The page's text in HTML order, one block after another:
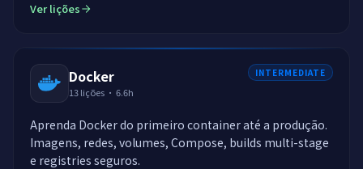
Ver lições
Docker
13lições · 6.6h
INTERMEDIATE
Aprenda Docker do primeiro container até a produção.
Imagens, redes, volumes, Compose, builds multi-stage
e registries seguros.